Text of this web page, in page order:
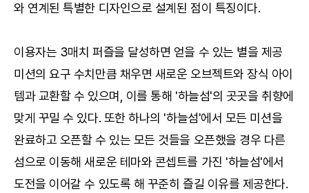
와 연계된 특별한 디자인으로 설계된 점이 특징이다.
이용자는 3매치 퍼즐을 달성하면 얻을 수 있는 별을 제공
미션의 요구 수치만큼 채우면 새로운 오브젝트와 장식 아이
템과 교환할 수 있으며, 이를 통해 '하늘섬'의 곳곳을 취향에
맞게 꾸밀 수 있다. 또한 하나의 '하늘섬'에서 모든 미션을
완료하고 오픈할 수 있는 모든 것들을 오픈했을 경우 다른
섬으로 이동해 새로운 테마와 콘셉트를 가진 '하늘섬'에서
도전을 이어갈 수 있도록 해 꾸준히 즐길 이유를 제공한다.